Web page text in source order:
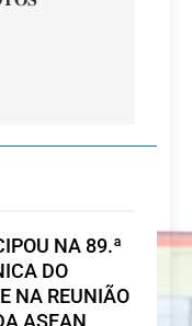
NA 89.ª
DO
NA REUNIÃO